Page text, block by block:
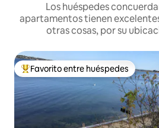
Los huéspedes
apartamentos tienen
otras cosas, por su
Favorito entre huéspedes preferido
Favorito entre huéspedes